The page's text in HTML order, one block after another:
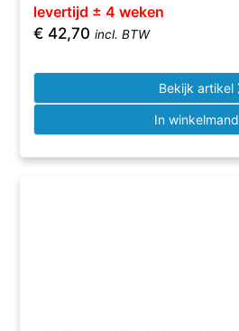
levertijd ± 4 weken
€ 42,70 incl. BTW
Bekijk artikel
In winkelmand